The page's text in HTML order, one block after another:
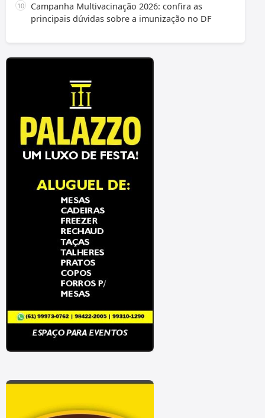
Campanha Multivacinação 2026: confira as
principais dúvidas sobre a imunização no DF